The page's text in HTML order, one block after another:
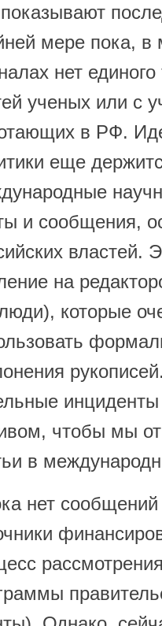
мере пока,
нет
ученых или с
в РФ.
еще
и сообщения,
властей.
на
которые
чтобы мы
в
нет